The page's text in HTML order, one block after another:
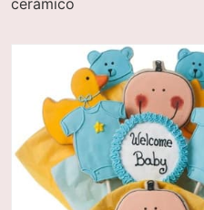
cerámico